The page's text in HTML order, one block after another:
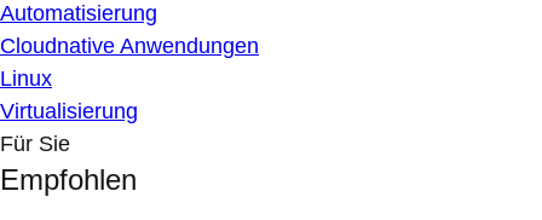
Automatisierung
Cloudnative Anwendungen
Linux
Virtualisierung
Für Sie
Empfohlen